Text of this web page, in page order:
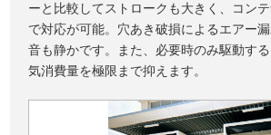
ーと比較してストロークも大きく、コン
で対応が可能。穴あき破損によるエアー
音も静かです。また、必要時のみ駆動す
気消費量を極限まで抑えます。